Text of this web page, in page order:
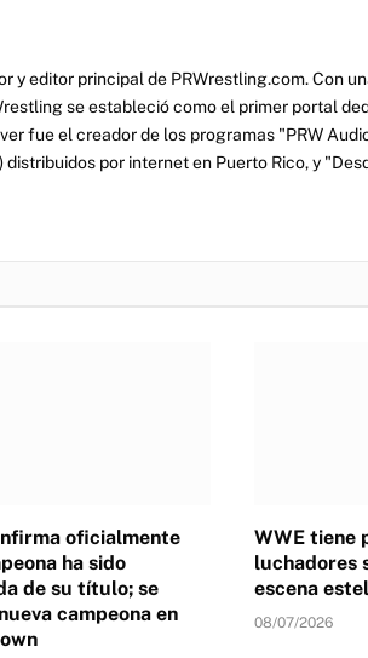
y editor principal de PRWrestling.com. Con
se estableció como el primer portal
fue el creador de los programas "PRW
por internet en Puerto Rico, y
oficialmente
ha sido
de su título; se
campeona en
WWE tiene
luchadores
escena
08/07/2026